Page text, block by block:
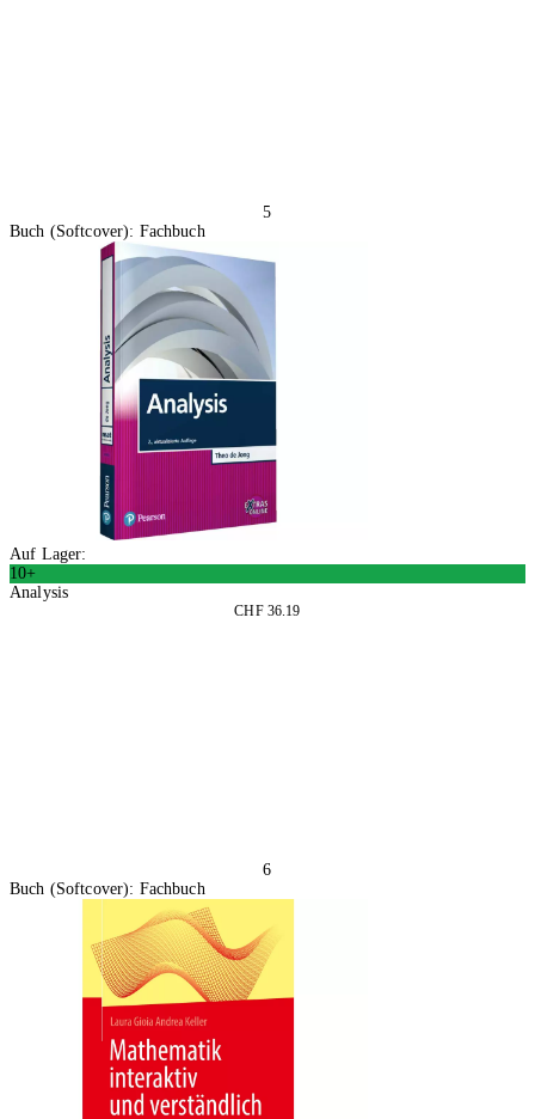
5
Buch (Softcover): Fachbuch
Auf Lager:
10+
Analysis
CHF 36.19
6
Buch (Softcover): Fachbuch